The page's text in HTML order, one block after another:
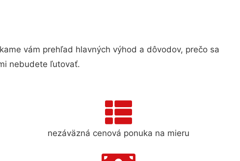
vám prehľad hlavných výhod a dôvodov, prečo sa
nebudete ľutovať.
nezáväzná cenová ponuka na mieru